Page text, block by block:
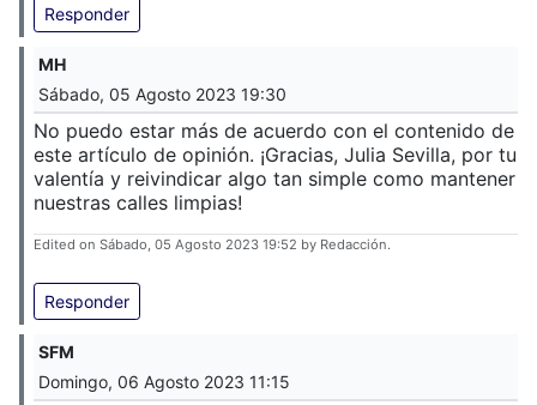
Responder
MH
Sábado, 05 Agosto 2023 19:30
No puedo estar más de acuerdo con el contenido de
este artículo de opinión. ¡Gracias, Julia Sevilla, por tu
valentía y reivindicar algo tan simple como mantener
nuestras calles limpias!
Edited on Sábado, 05 Agosto 2023 19:52 by Redacción.
Responder
SFM
Domingo, 06 Agosto 2023 11:15